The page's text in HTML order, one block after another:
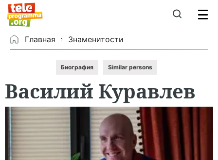
Главная Знаменитости
Биография Similar persons
Василий Куравлев